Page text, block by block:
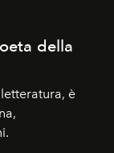
della
è